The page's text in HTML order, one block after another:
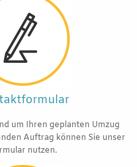
um Ihren geplanten Umzug
Auftrag können Sie unser
nutzen.